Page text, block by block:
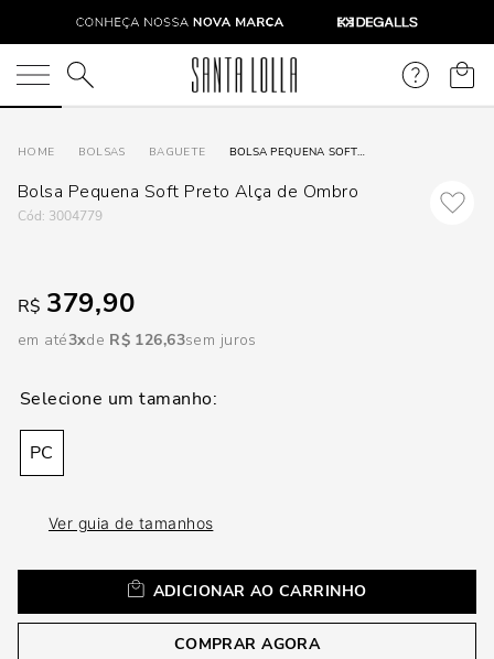
O que você está procurando?
BOLSAS BAGUETE BOLSA PEQUENA SOFT PRETO ALÇA DE OMBRO
Bolsa Pequena Soft Preto Alça de Ombro
: 3004779
R$ 379,90
em até3 R$ 126,63sem juros
PC
Ver guia de tamanhos
ADICIONAR AO CARRINHO
COMPRAR AGORA